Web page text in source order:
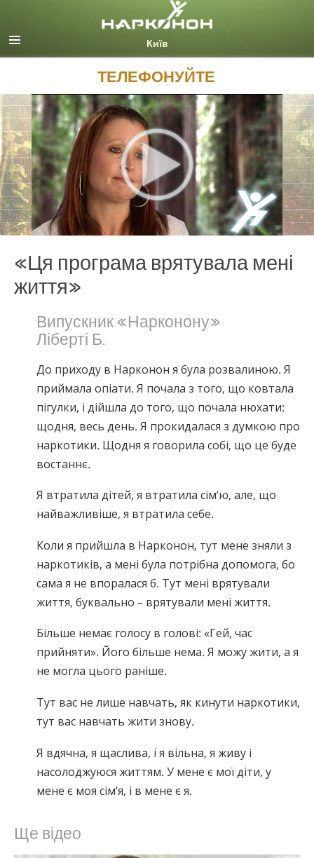
Всі регіони/мови
ТЕЛЕФОНУЙТЕ
«Ця програма врятувала мені
життя»
Випускник «Нарконону»
Ліберті Б.
До приходу в Нарконон я була розвалиною. Я
приймала опіати. Я почала з того, що ковтала
пігулки, і дійшла до того, що почала нюхати:
щодня, весь день. Я прокидалася з думкою про
наркотики. Щодня я говорила собі, що це буде
востаннє.
Я втратила дітей, я втратила сім’ю, але, що
найважливіше, я втратила себе.
Коли я прийшла в Нарконон, тут мене зняли з
наркотиків, а мені була потрібна допомога, бо
сама я не впоралася б. Тут мені врятували
життя, буквально – врятували мені життя.
Більше немає голосу в голові: «Гей, час
прийняти». Його більше нема. Я можу жити, а я
не могла цього раніше.
Тут вас не лише навчать, як кинути наркотики,
тут вас навчать жити знову.
Я вдячна, я щаслива, і я вільна, я живу і
насолоджуюся життям. У мене є мої діти, у
мене є моя сім’я, і в мене є я.
Ще відео